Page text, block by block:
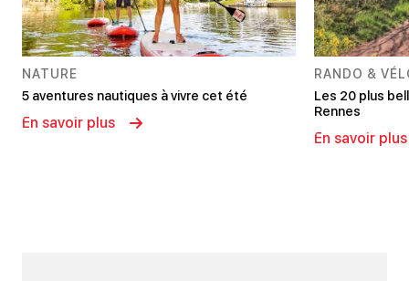
NATURE
5 aventures nautiques à vivre cet été
En savoir plus
RANDO &
Les 20 plus
Rennes
En savoir plus